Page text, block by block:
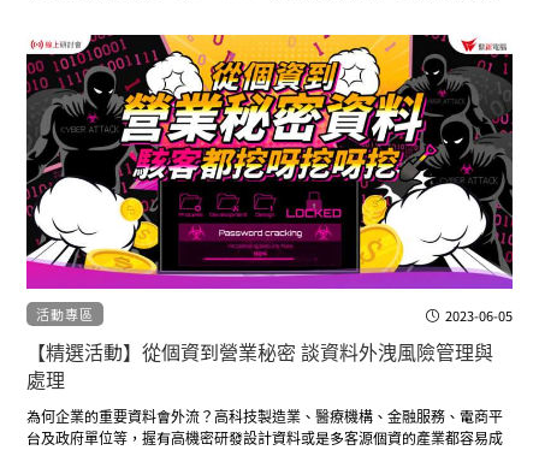
密、刪除快速備份/復原，運用資料去重複技術，節省95－99%傳輸頻寬，
活動專區 2023-06-05
【精選活動】從個資到營業秘密 談資料外洩風險管理與
處理
為何企業的重要資料會外流？高科技製造業、醫療機構、金融服務、電商平
台及政府單位等，握有高機密研發設計資料或是多客源個資的產業都容易成